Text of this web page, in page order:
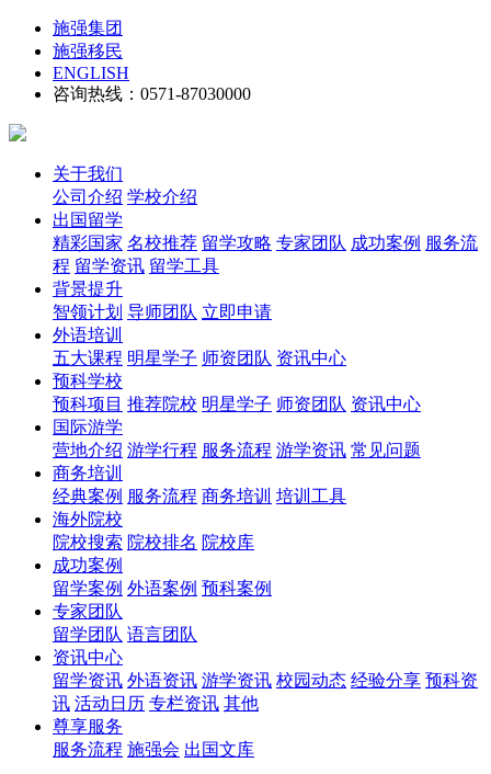
施强集团
施强移民
ENGLISH
咨询热线：0571-87030000
关于我们
公司介绍 学校介绍
出国留学
精彩国家 名校推荐 留学攻略 专家团队 成功案例 服务流
程 留学资讯 留学工具
背景提升
智领计划 导师团队 立即申请
外语培训
五大课程 明星学子 师资团队 资讯中心
预科学校
预科项目 推荐院校 明星学子 师资团队 资讯中心
国际游学
营地介绍 游学行程 服务流程 游学资讯 常见问题
商务培训
经典案例 服务流程 商务培训 培训工具
海外院校
院校搜索 院校排名 院校库
成功案例
留学案例 外语案例 预科案例
专家团队
留学团队 语言团队
资讯中心
留学资讯 外语资讯 游学资讯 校园动态 经验分享 预科资
讯 活动日历 专栏资讯 其他
尊享服务
服务流程 施强会 出国文库